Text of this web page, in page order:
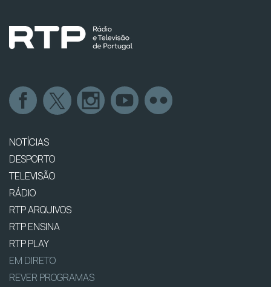
NOTÍCIAS
DESPORTO
TELEVISÃO
RÁDIO
RTP ARQUIVOS
RTP ENSINA
RTP PLAY
EM DIRETO
REVER PROGRAMAS